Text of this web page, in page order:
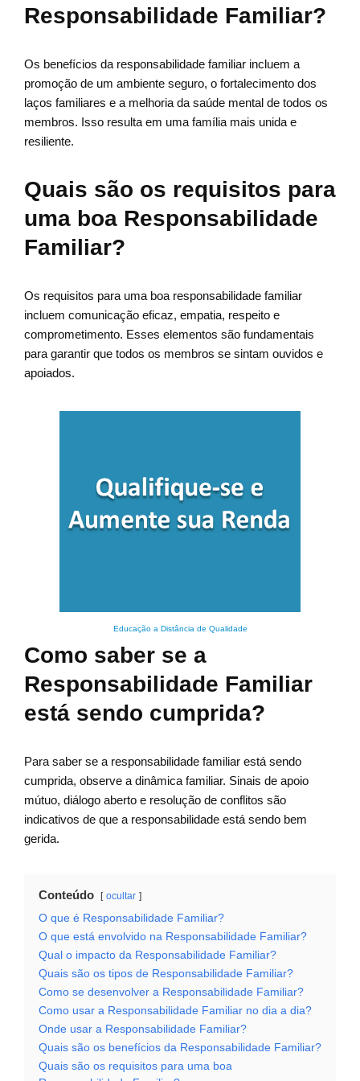
Responsabilidade Familiar?
Os benefícios da responsabilidade familiar incluem a
promoção de um ambiente seguro, o fortalecimento dos
laços familiares e a melhoria da saúde mental de todos os
membros. Isso resulta em uma família mais unida e
resiliente.
Quais são os requisitos para
uma boa Responsabilidade
Familiar?
Os requisitos para uma boa responsabilidade familiar
incluem comunicação eficaz, empatia, respeito e
comprometimento. Esses elementos são fundamentais
para garantir que todos os membros se sintam ouvidos e
apoiados.
Educação a Distância de Qualidade
Como saber se a
Responsabilidade Familiar
está sendo cumprida?
Para saber se a responsabilidade familiar está sendo
cumprida, observe a dinâmica familiar. Sinais de apoio
mútuo, diálogo aberto e resolução de conflitos são
indicativos de que a responsabilidade está sendo bem
gerida.
Conteúdo ocultar
O que é Responsabilidade Familiar?
O que está envolvido na Responsabilidade Familiar?
Qual o impacto da Responsabilidade Familiar?
Quais são os tipos de Responsabilidade Familiar?
Como se desenvolver a Responsabilidade Familiar?
Como usar a Responsabilidade Familiar no dia a dia?
Onde usar a Responsabilidade Familiar?
Quais são os benefícios da Responsabilidade Familiar?
Quais são os requisitos para uma boa